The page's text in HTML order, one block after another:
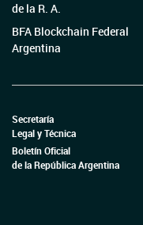
de la R. A.
BFA Blockchain Federal
Argentina
Secretaría
Legal y Técnica
Boletín Oficial
de la República Argentina